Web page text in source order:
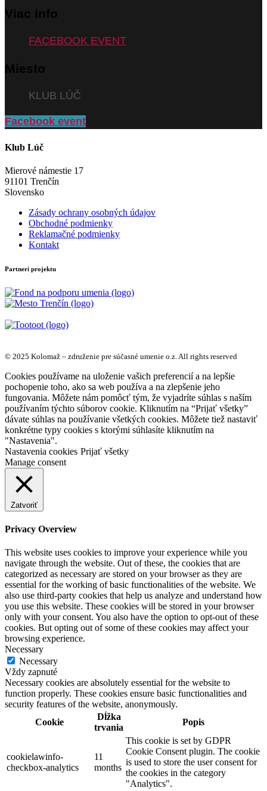
Viac info
FACEBOOK EVENT
Miesto
KLUB LÚČ
Facebook event
Klub Lúč
Mierové námestie 17
91101 Trenčín
Slovensko
Zásady ochrany osobných údajov
Obchodné podmienky
Reklamačné podmienky
Kontakt
Partneri projektu
© 2025 Kolomaž – združenie pre súčasné umenie o.z. All rights reserved
Cookies používame na uloženie vašich preferencií a na lepšie
pochopenie toho, ako sa web používa a na zlepšenie jeho
fungovania. Môžete nám pomôcť tým, že vyjadríte súhlas s naším
používaním týchto súborov cookie. Kliknutím na “Prijať všetky”
dávate súhlas na používanie všetkých cookies. Môžete tiež nastaviť
konkrétne typy cookies s ktorými súhlasíte kliknutím na
"Nastavenia".
Nastavenia cookies Prijať všetky
Manage consent
Zatvoriť
Privacy Overview
This website uses cookies to improve your experience while you
navigate through the website. Out of these, the cookies that are
categorized as necessary are stored on your browser as they are
essential for the working of basic functionalities of the website. We
also use third-party cookies that help us analyze and understand how
you use this website. These cookies will be stored in your browser
only with your consent. You also have the option to opt-out of these
cookies. But opting out of some of these cookies may affect your
browsing experience.
Necessary
Necessary
Vždy zapnuté
Necessary cookies are absolutely essential for the website to
function properly. These cookies ensure basic functionalities and
security features of the website, anonymously.
Cookie
Dĺžka
trvania
Popis
cookielawinfo-
checkbox-analytics
11
months
This cookie is set by GDPR
Cookie Consent plugin. The cookie
is used to store the user consent for
the cookies in the category
"Analytics".